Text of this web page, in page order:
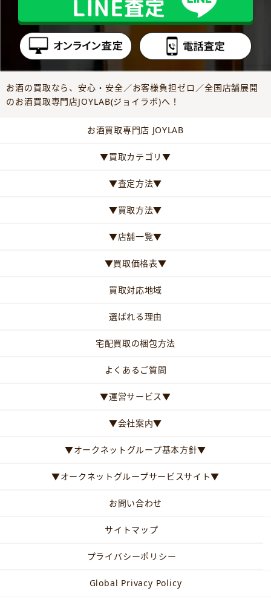
お酒の買取なら、安心・安全／お客様負担ゼロ／全国店舗展開
のお酒買取専門店JOYLAB(ジョイラボ)へ！
お酒買取専門店 JOYLAB
▼買取カテゴリ▼
▼査定方法▼
▼買取方法▼
▼店舗一覧▼
▼買取価格表▼
買取対応地域
選ばれる理由
宅配買取の梱包方法
よくあるご質問
▼運営サービス▼
▼会社案内▼
▼オークネットグループ基本方針▼
▼オークネットグループサービスサイト▼
お問い合わせ
サイトマップ
プライバシーポリシー
Global Privacy Policy